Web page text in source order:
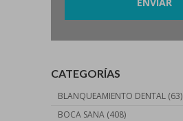
CATEGORÍAS
BLANQUEAMIENTO DENTAL (63)
BOCA SANA (408)